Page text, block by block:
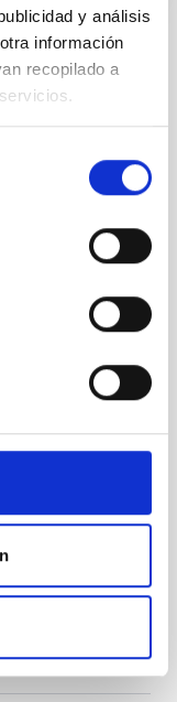
y análisis
información
recopilado a
cm